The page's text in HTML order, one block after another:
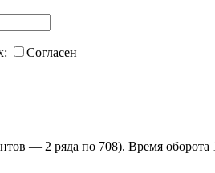
Согласен
— 2 ряда по 708). Время